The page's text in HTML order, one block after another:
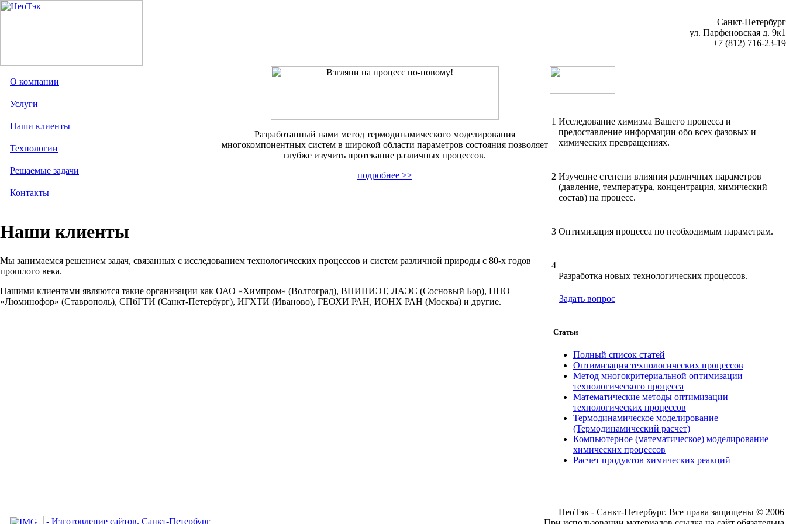
Санкт-Петербург
ул. Парфеновская д. 9к1
+7 (812) 716-23-19
О компании
Услуги
Наши клиенты
Технологии
Решаемые задачи
Контакты
Разработанный нами метод термодинамического моделирования
многокомпонентных систем в широкой области параметров состояния позволяет
глубже изучить протекание различных процессов.
подробнее >>
Наши клиенты
Мы занимаемся решением задач, связанных с исследованием технологических процессов и систем различной природы с 80-х годов
прошлого века.
Нашими клиентами являются такие организации как ОАО «Химпром» (Волгоград), ВНИПИЭТ, ЛАЭС (Сосновый Бор), НПО
«Люминофор» (Ставрополь), СПбГТИ (Санкт-Петербург), ИГХТИ (Иваново), ГЕОХИ РАН, ИОНХ РАН (Москва) и другие.
1 Исследование химизма Вашего процесса и
предоставление информации обо всех фазовых и
химических превращениях.
2 Изучение степени влияния различных параметров
(давление, температура, концентрация, химический
состав) на процесс.
3 Оптимизация процесса по необходимым параметрам.
4
Разработка новых технологических процессов.
Задать вопрос
Статьи
Полный список статей
Оптимизация технологических процессов
Метод многокритериальной оптимизации
технологического процесса
Математические методы оптимизации
технологических процессов
Термодинамическое моделирование
(Термодинамический расчет)
Компьютерное (математическое) моделирование
химических процессов
Расчет продуктов химических реакций
- Изготовление сайтов. Санкт-Петербург
НеоТэк - Санкт-Петербург. Все права защищены © 2006